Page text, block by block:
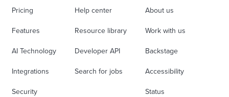
Pricing
Features
AI Technology
Integrations
Security
Help center
Resource library
Developer API
Search for jobs
About us
Work with us
Backstage
Accessibility
Status